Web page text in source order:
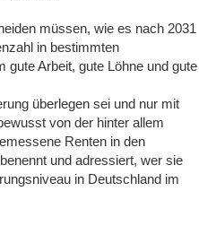
müssen, wie es nach 2031
in bestimmten
gute Arbeit, gute Löhne und gute
überlegen sei und nur mit
von der hinter allem
Renten in den
und adressiert, wer sie
in Deutschland im